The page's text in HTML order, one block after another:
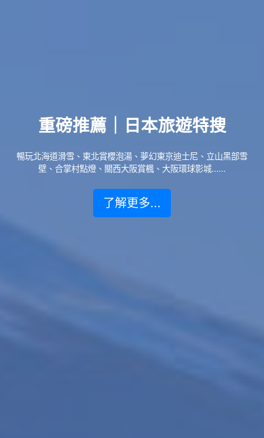
重磅推薦｜日本旅遊特搜
暢玩北海道滑雪、東北賞櫻泡湯、夢幻東京迪士尼、立山黑部雪
壁、合掌村點燈、關西大阪賞楓、大阪環球影城......
了解更多...